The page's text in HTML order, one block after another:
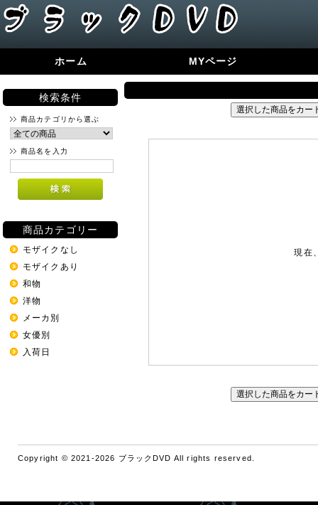
ホーム MYページ
検索条件
商品カテゴリから選ぶ
商品名を入力
商品カテゴリー
モザイクなし
モザイクあり
和物
洋物
メーカ別
女優別
入荷日
現在
Copyright © 2021-2026 ブラックDVD All rights reserved.